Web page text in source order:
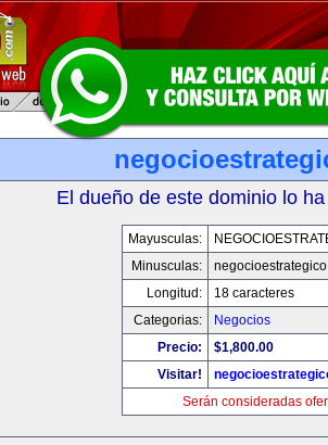
El dueño de este dominio lo
Mayusculas:
Minusculas:
Longitud:
18 caracteres
Categorias:
Negocios
Precio:
$1,800.00
Visitar!
Serán consideradas